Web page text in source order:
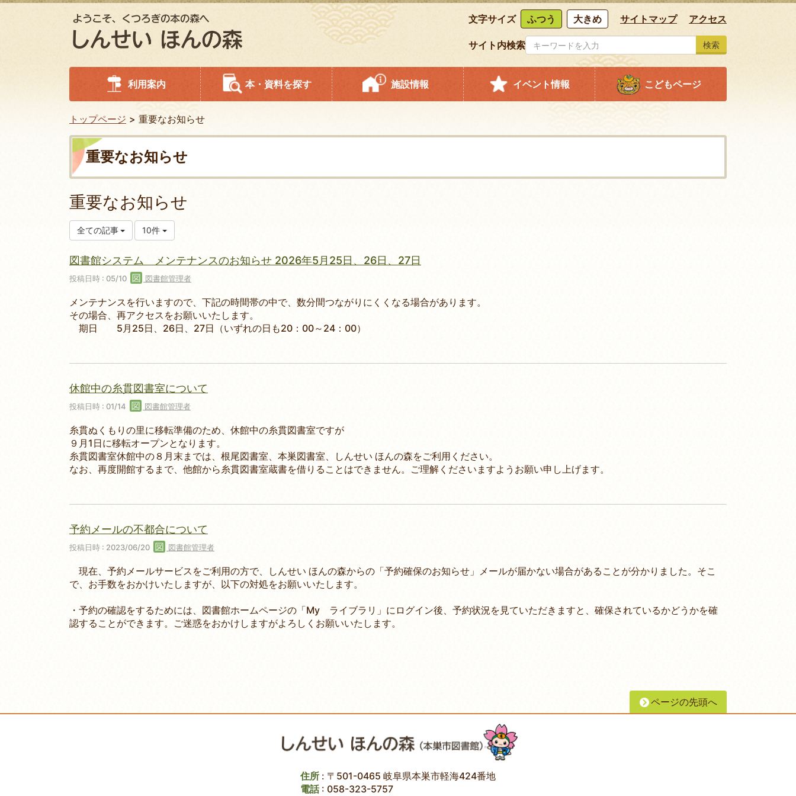
文字サイズ ふつう 大きめ サイトマップ アクセス
サイト内検索 検索
利用案内 本・資料を探す 施設情報 イベント情報 こどもページ
トップページ 重要なお知らせ
重要なお知らせ
重要なお知らせ
全ての記事 10件
図書館システム メンテナンスのお知らせ 2026年5月25日、26日、27日
投稿日時 : 05/10 図書館管理者
メンテナンスを行いますので、下記の時間帯の中で、数分間つながりにくくなる場合があります。
その場合、再アクセスをお願いいたします。
期日 5月25日、26日、27日（いずれの日も20：00～24：00）
休館中の糸貫図書室について
投稿日時 : 01/14 図書館管理者
糸貫ぬくもりの里に移転準備のため、休館中の糸貫図書室ですが
９月1日に移転オープンとなります。
糸貫図書室休館中の８月末までは、根尾図書室、本巣図書室、しんせい ほんの森をご利用ください。
なお、再度開館するまで、他館から糸貫図書室蔵書を借りることはできません。ご理解くださいますようお願い申し上げます。
予約メールの不都合について
投稿日時 : 2023/06/20 図書館管理者
現在、予約メールサービスをご利用の方で、しんせい ほんの森からの「予約確保のお知らせ」メールが届かない場合があることが分かりました。そこ
で、お手数をおかけいたしますが、以下の対処をお願いいたします。
・予約の確認をするためには、図書館ホームページの「My ライブラリ」にログイン後、予約状況を見ていただきますと、確保されているかどうかを確
認することができます。ご迷惑をおかけしますがよろしくお願いいたします。
ページの先頭へ
住所 : 〒501-0465 岐阜県本巣市軽海424番地
電話: 058-323-5757